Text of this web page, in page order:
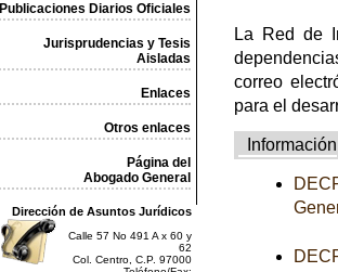
Publicaciones Diarios Oficiales
Jurisprudencias y Tesis
Aisladas
Enlaces
Otros enlaces
Página del
Abogado General
Dirección de Asuntos Jurídicos
Calle 57 No 491 A x 60 y
62
Col. Centro, C.P. 97000
La Red de
correo
para el
Información